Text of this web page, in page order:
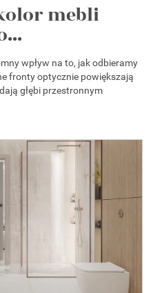
mebli
wpływ na to, jak odbieramy
fronty optycznie powiększają
głębi przestronnym